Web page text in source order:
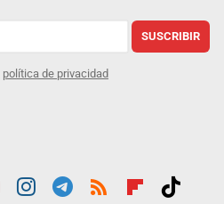
SUSCRIBIR
política de privacidad